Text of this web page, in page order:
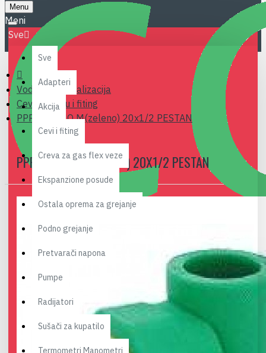
Menu
Sve
Sve
Adapteri
Akcija
Cevi i fiting
Creva za gas flex veze
Ekspanzione posude
Ostala oprema za grejanje
Podno grejanje
Pretvarači napona
Pumpe
Radijatori
Sušači za kupatilo
Termometri Manometri
Vodovod i kanalizacija
Cevi za vodu i fiting
PPR KOLENO M(zeleno) 20x1/2 PESTAN
PPR KOLENO M(ZELENO) 20X1/2 PESTAN